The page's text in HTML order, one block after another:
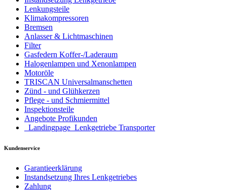
Lenkungsteile
Klimakompressoren
Bremsen
Anlasser & Lichtmaschinen
Filter
Gasfedern Koffer-/Laderaum
Halogenlampen und Xenonlampen
Motoröle
TRISCAN Universalmanschetten
Zünd - und Glühkerzen
Pflege - und Schmiermittel
Inspektionsteile
Angebote Profikunden
_Landingpage_Lenkgetriebe Transporter
Kundenservice
Garantieerklärung
Instandsetzung Ihres Lenkgetriebes
Zahlung